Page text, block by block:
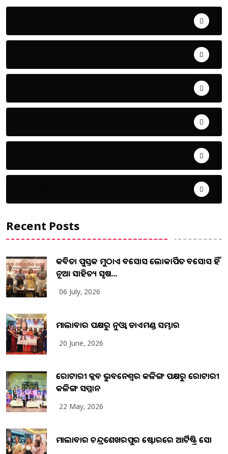
Recent Posts
କବିତା ପୁସ୍ତକ ମୁଠାଏ ଅବସୋସ ଲୋକାର୍ପିତ ଅବସୋସ ହିଁ
ନୂଆ ସାହିତ୍ୟ ସୃଷ...
06 July, 2026
ମାଲାବାର ପକ୍ଷରୁ ନୁଓ୍ବା ଡାଏମଣ୍ଡ ସମ୍ଭାର
20 June, 2026
ରୋଟାରୀ କ୍ଲବ ଭୁବନେଶ୍ୱର କଳିଙ୍ଗ ପକ୍ଷରୁ ରୋଟାରୀ
କଳିଙ୍ଗ ସମ୍ମାନ
22 May, 2026
ମାଲାବାର ଚନ୍ଦ୍ରଶେଖରପୁର ଷ୍ଟୋରରେ ଆର୍ଟିଷ୍ଟ୍ରି ସୋ